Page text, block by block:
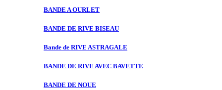
BANDE AOURLET
BANDE DE RIVE BISEAU
Bande de RIVE ASTRAGALE
BANDE DE RIVE AVEC BAVETTE
BANDE DE NOUE